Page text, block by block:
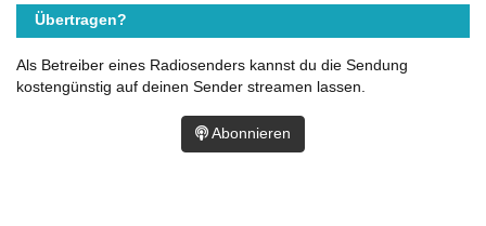
Übertragen?
Als Betreiber eines Radiosenders kannst du die Sendung
kostengünstig auf deinen Sender streamen lassen.
Abonnieren